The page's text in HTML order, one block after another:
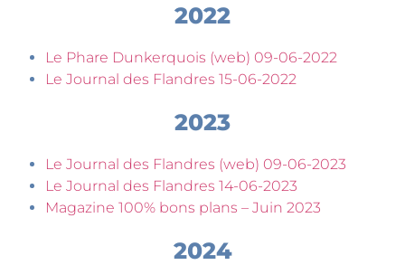
2022
Le Phare Dunkerquois (web) 09-06-2022
Le Journal des Flandres 15-06-2022
2023
Le Journal des Flandres (web) 09-06-2023
Le Journal des Flandres 14-06-2023
Magazine 100% bons plans – Juin 2023
2024